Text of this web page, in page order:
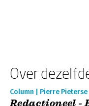
Over
Column | Pierre Pieterse
Redactioneel -